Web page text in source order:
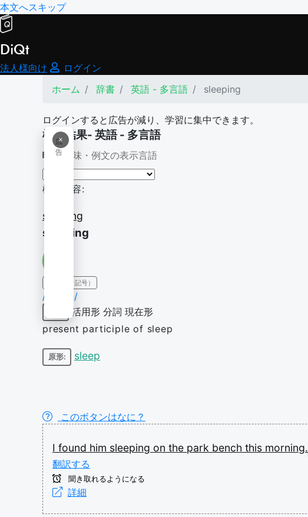
本文へスキップ
DiQt
法人様向け
ログイン
ホーム
辞書 英語 - 多言語 sleeping
ログインすると広告が減り、学習に集中できます。
×
広
告
検索結果- 英語 - 多言語
意味・例文の表示言語
検索内容:
sleeping
sleeping
IPA（発音記号）
/ˈsliːpɪŋ/
活用形 分詞 現在形
present participle of sleep
原形: sleep
このボタンはなに？
I found him sleeping on the park bench this morning.
翻訳する
聞き取れるようになる
詳細